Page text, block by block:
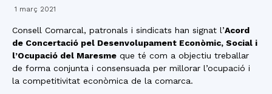
Maresme
1 març 2021
Consell Comarcal, patronals i sindicats han signat l’Acord
de Concertació pel Desenvolupament Econòmic, Social i
l’Ocupació del Maresme que té com a objectiu treballar
de forma conjunta i consensuada per millorar l’ocupació i
la competitivitat econòmica de la comarca.